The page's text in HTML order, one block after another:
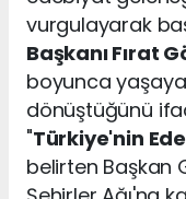
vurgulayarak
Başkanı Fırat
boyunca
dönüştüğünü
"Türkiye'nin
belirten Başkan